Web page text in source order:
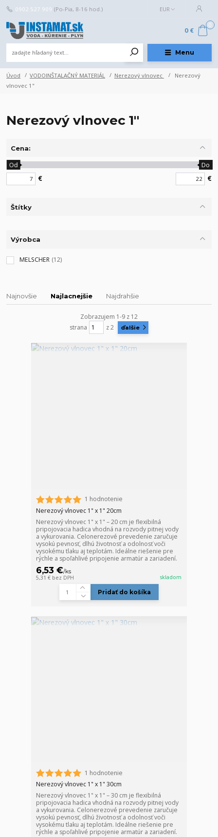
Menu
EUR
0902 527 909 (Po-Pia, 8-16 hod.)
0
0 €
Úvod VODOINŠTALAČNÝ MATERIÁL Nerezový vlnovec
Nerezový
vlnovec 1"
Nerezový vlnovec 1"
Cena:
€
Od Do
€
Štítky
Výrobca
MELSCHER (12)
Najnovšie Najlacnejšie Najdrahšie
Zobrazujem 1-9 z 12
strana
z 2 ďalšie
1 hodnotenie
Nerezový vlnovec 1" x 1" 20cm
Nerezový vlnovec 1" x 1" – 20 cm je flexibilná
pripojovacia hadica vhodná na rozvody pitnej vody
a vykurovania. Celonerezové prevedenie zaručuje
vysokú pevnosť, dlhú životnosť a odolnosť voči
vysokému tlaku aj teplotám. Ideálne riešenie pre
rýchle a spoľahlivé pripojenie armatúr a zariadení.
6,53 €/ks
5,31 € bez DPH skladom
Pridať do košíka
1 hodnotenie
Nerezový vlnovec 1" x 1" 30cm
Nerezový vlnovec 1" x 1" – 30 cm je flexibilná
pripojovacia hadica vhodná na rozvody pitnej vody
a vykurovania. Celonerezové prevedenie zaručuje
vysokú pevnosť, dlhú životnosť a odolnosť voči
vysokému tlaku aj teplotám. Ideálne riešenie pre
rýchle a spoľahlivé pripojenie armatúr a zariadení.